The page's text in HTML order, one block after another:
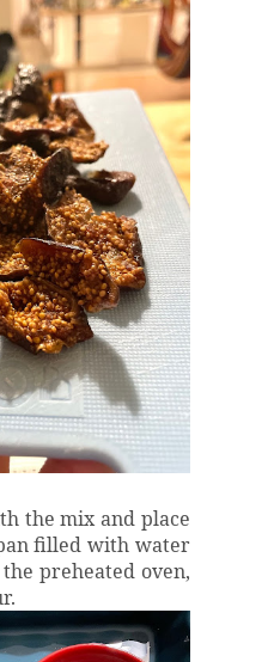
the mix and place
filled with water
preheated oven,